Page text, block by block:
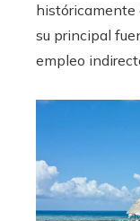
históricamente
su principal
empleo